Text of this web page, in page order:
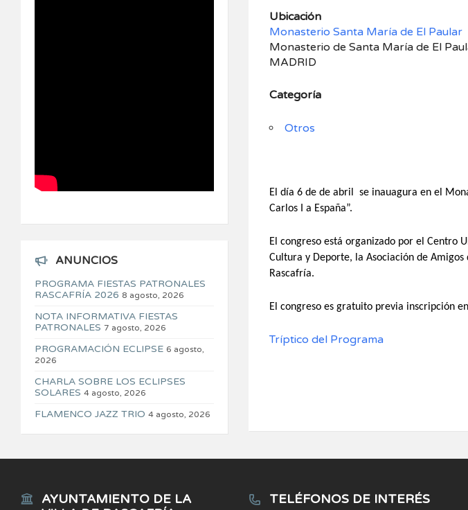
Ubicación
Monasterio Santa María de El Paular
Monasterio de Santa María de El
MADRID
Categoría
Otros
El día 6 de de abril se inauagura en el
Carlos I a España”.
El congreso está organizado por el Centro
Cultura y Deporte, la Asociación de
Rascafría.
El congreso es gratuito previa inscripción
Tríptico del Programa
ANUNCIOS
PROGRAMA FIESTAS PATRONALES
RASCAFRÍA 2026 8 agosto, 2026
NOTA INFORMATIVA FIESTAS
PATRONALES 7 agosto, 2026
PROGRAMACIÓN ECLIPSE 6 agosto,
2026
CHARLA SOBRE LOS ECLIPSES
SOLARES 4 agosto, 2026
FLAMENCO JAZZ TRIO 4 agosto, 2026
AYUNTAMIENTO DE LA
TELÉFONOS DE INTERÉS